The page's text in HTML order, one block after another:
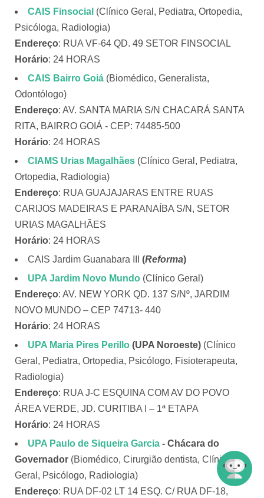
CAIS Finsocial (Clínico Geral, Pediatra, Ortopedia,
Psicóloga, Radiologia)
Endereço: RUA VF-64 QD. 49 SETOR FINSOCIAL
Horário: 24 HORAS
CAIS Bairro Goiá (Biomédico, Generalista,
Odontólogo)
Endereço: AV. SANTA MARIA S/N CHACARÁ SANTA
RITA, BAIRRO GOIÁ - CEP: 74485-500
Horário: 24 HORAS
CIAMS Urias Magalhães (Clínico Geral, Pediatra,
Ortopedia, Radiologia)
Endereço: RUA GUAJAJARAS ENTRE RUAS
CARIJOS MADEIRAS E PARANAÍBA S/N, SETOR
URIAS MAGALHÃES
Horário: 24 HORAS
CAIS Jardim Guanabara III (Reforma)
UPA Jardim Novo Mundo (Clínico Geral)
Endereço: AV. NEW YORK QD. 137 S/Nº, JARDIM
NOVO MUNDO – CEP 74713- 440
Horário: 24 HORAS
UPA Maria Pires Perillo (UPA Noroeste) (Clínico
Geral, Pediatra, Ortopedia, Psicólogo, Fisioterapeuta,
Radiologia)
Endereço: RUA J-C ESQUINA COM AV DO POVO
ÁREA VERDE, JD. CURITIBA I – 1ª ETAPA
Horário: 24 HORAS
UPA Paulo de Siqueira Garcia - Chácara do
Governador (Biomédico, Cirurgião dentista, Clínico
Geral, Psicólogo, Radiologia)
Endereço: RUA DF-02 LT 14 ESQ. C/ RUA DF-18,